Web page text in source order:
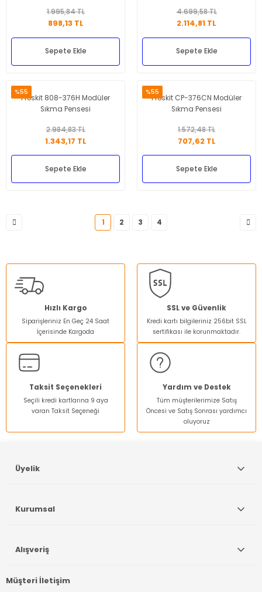
1.995,84 TL
898,13 TL
Sepete Ekle
4.699,58 TL
2.114,81 TL
Sepete Ekle
%55
Proskit 808-376H Modüler
Sıkma Pensesi
2.984,83 TL
1.343,17 TL
Sepete Ekle
%55
Proskit CP-376CN Modüler
Sıkma Pensesi
1.572,48 TL
707,62 TL
Sepete Ekle
1 2 3 4
Hızlı Kargo
Siparişleriniz En Geç 24 Saat
İçerisinde Kargoda
SSL ve Güvenlik
Kredi kartı bilgileriniz 256bit SSL
sertifikası ile korunmaktadır.
Taksit Seçenekleri
Seçili kredi kartlarına 9 aya
varan Taksit Seçeneği
Yardım ve Destek
Tüm müşterilerimize Satış
Öncesi ve Satış Sonrası yardımcı
oluyoruz
Müşteri İletişim
Üyelik
Kurumsal
Alışveriş